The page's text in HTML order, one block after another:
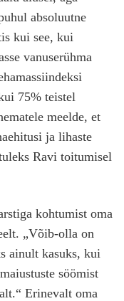
absoluutne
kui see, kui
vanuserühma
75% teistel
meelde, et
ja lihaste
Ravi toitumisel
kohtumist oma
„Võib-olla on
ainult kasuks, kui
söömist
Erinevalt oma